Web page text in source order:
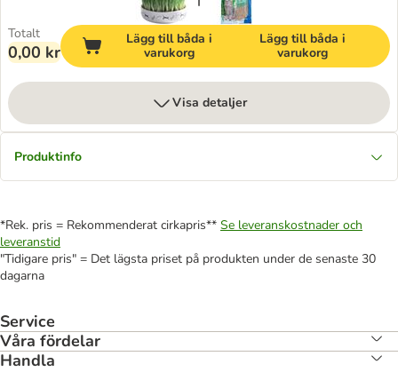
Totalt
0,00 kr
Lägg till båda i
varukorg
Lägg till båda i
varukorg
Visa detaljer
Produktinfo
*Rek. pris = Rekommenderat cirkapris** Se leveranskostnader och
leveranstid
"Tidigare pris" = Det lägsta priset på produkten under de senaste 30
dagarna
Service
Våra fördelar
Handla